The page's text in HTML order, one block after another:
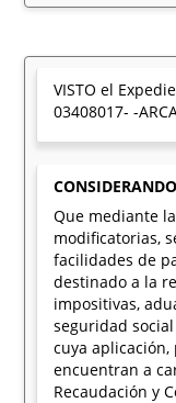
VISTO el
03408017- -
CONSIDERANDO
Que mediante
modificatorias,
facilidades de
destinado a la
impositivas,
seguridad
cuya
encuentran a
Recaudación y